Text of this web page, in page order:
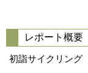
レポート概要
初詣サイクリング